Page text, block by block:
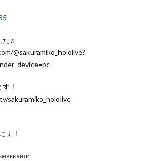
た♬
@sakuramiko_hololive?
！
ぇ！